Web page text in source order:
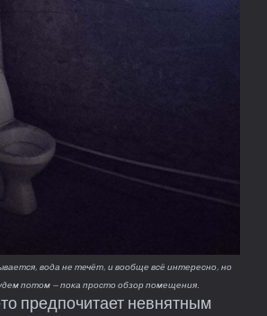
вода не течёт, и вообще всё интересно, но
потом — пока просто обзор помещения.
предпочитает невнятным